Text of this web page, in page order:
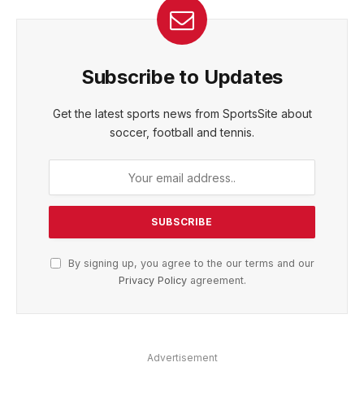
Subscribe to Updates
Get the latest sports news from SportsSite about
soccer, football and tennis.
By signing up, you agree to the our terms and our
Privacy Policyagreement.
Advertisement